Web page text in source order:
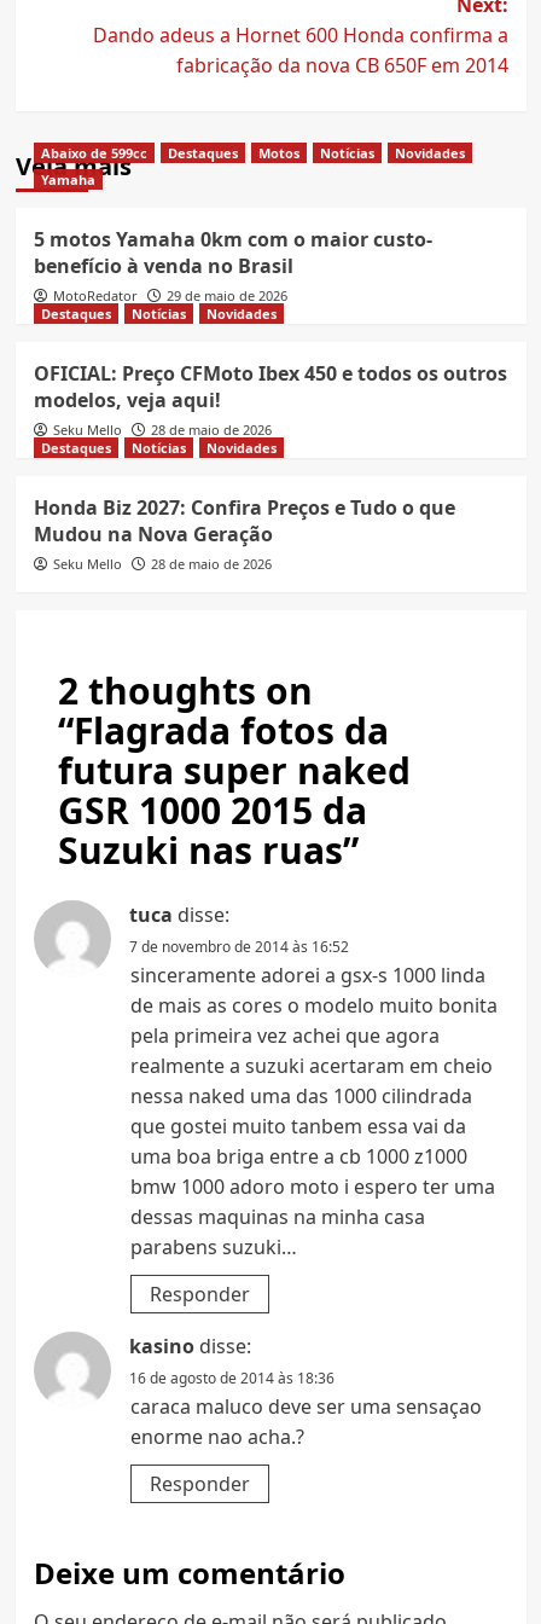
Dando adeus a Hornet 600 Honda confirma a
fabricação da nova CB 650F em 2014
Veja mais
Abaixo de 599cc Destaques Motos Notícias
Novidades
Yamaha
5 motos Yamaha 0km com o maior custo-
benefício à venda no Brasil
MotoRedator
29 de maio de 2026
Destaques
Notícias Novidades
OFICIAL: Preço CFMoto Ibex 450 e todos os outros
modelos, veja aqui!
Seku Mello
28 de maio de 2026
Destaques
Notícias Novidades
Honda Biz 2027: Confira Preços e Tudo o que
Mudou na Nova Geração
Seku Mello 28 de maio de 2026
2 thoughts on
“Flagrada fotos da
futura super naked
GSR 1000 2015 da
Suzuki nas ruas”
tuca disse:
7 de novembro de 2014 às 16:52
sinceramente adorei a gsx-s 1000 linda
de mais as cores o modelo muito bonita
pela primeira vez achei que agora
realmente a suzuki acertaram em cheio
nessa naked uma das 1000 cilindrada
que gostei muito tanbem essa vai da
uma boa briga entre a cb 1000 z1000
bmw 1000 adoro moto i espero ter uma
dessas maquinas na minha casa
parabens suzuki…
Responder
kasino disse:
16 de agosto de 2014 às 18:36
caraca maluco deve ser uma sensaçao
enorme nao acha.?
Responder
Deixe um comentário